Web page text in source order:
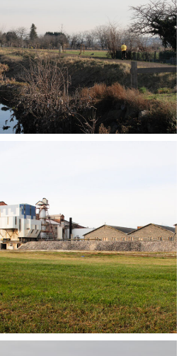
defineixen quatre entitats
connectades entre
estructura pont: Un gran
al loop de mobilitat,
i alimentació amb
al centre, un complex
naturals i una reserva
la plana de la Limagne i